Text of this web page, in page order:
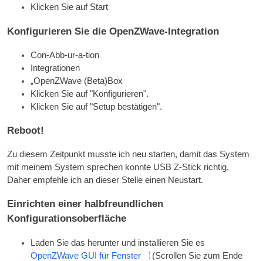
Klicken Sie auf Start
Konfigurieren Sie die OpenZWave-Integration
Con-Abb-ur-a-tion
Integrationen
„OpenZWave (Beta)Box
Klicken Sie auf "Konfigurieren".
Klicken Sie auf "Setup bestätigen".
Reboot!
Zu diesem Zeitpunkt musste ich neu starten, damit das System
mit meinem System sprechen konnte USB Z-Stick richtig,
Daher empfehle ich an dieser Stelle einen Neustart.
Einrichten einer halbfreundlichen
Konfigurationsoberfläche
Laden Sie das herunter und installieren Sie es
OpenZWaveGUI für Fenster
(Scrollen Sie zum Ende